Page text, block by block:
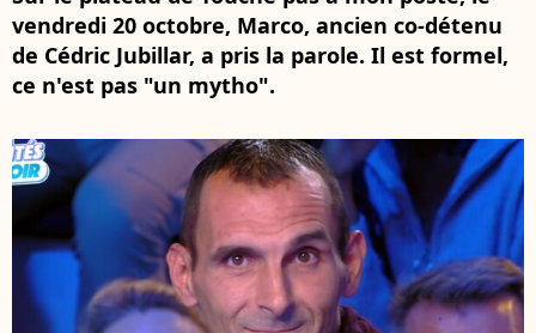
vendredi 20 octobre, Marco, ancien co-détenu
de Cédric Jubillar, a pris la parole. Il est formel,
ce n'est pas "un mytho".